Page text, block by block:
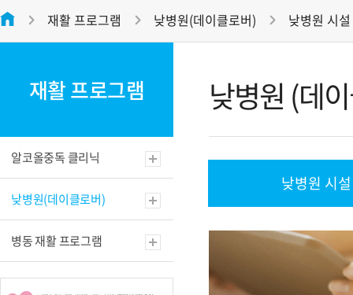
접수마감시간 오전 12:00 , 오후 16:30
병원 조직도
오시는 길
재활 프로그램 낮병원(데이클로버) 낮병원 시
재활 프로그램
알코올중독 클리닉
낮병원(데이클로버)
병동 재활 프로그램
낮병원 (데
낮병원 시